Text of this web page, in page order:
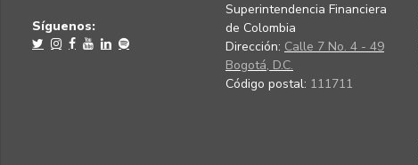
Síguenos:
Superintendencia Financiera
de Colombia
Dirección: Calle 7 No. 4 - 49
Bogotá, D.C.
Código postal: 111711